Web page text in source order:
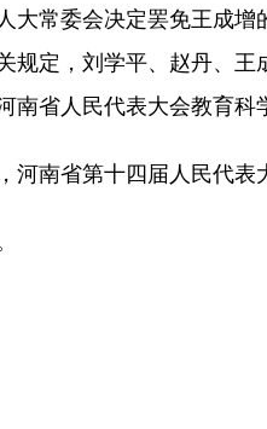
大常委会决定罢免王成
规定，刘学平、赵丹、
南省人民代表大会教育科
南省第十四届人民代表